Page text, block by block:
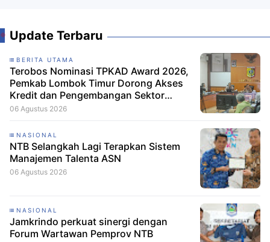
Update Terbaru
BERITA UTAMA
Terobos Nominasi TPKAD Award 2026,
Pemkab Lombok Timur Dorong Akses
Kredit dan Pengembangan Sektor
Porang
06 Agustus 2026
NASIONAL
NTB Selangkah Lagi Terapkan Sistem
Manajemen Talenta ASN
06 Agustus 2026
NASIONAL
Jamkrindo perkuat sinergi dengan
Forum Wartawan Pemprov NTB